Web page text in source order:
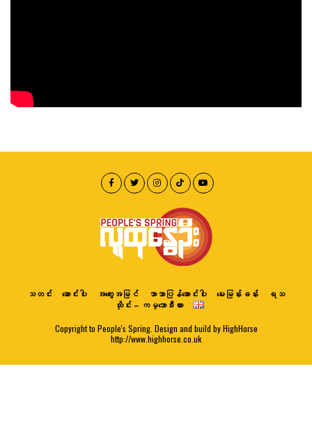
သတင်း ဆောင်းပါး အတွေးအမြင် ဘာသာပြန်ဆောင်းပါး မေးမြန်းခန်း
ရသ
ထိုင်း – ကမ္ဘောဒီးယား
Copyright to People's Spring. Design and build by HighHorse
http://www.highhorse.co.uk